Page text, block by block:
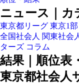
ニュース｜カ
東京都リーグ 東京1部
全国社会人 関東社会
ターズ コラム
結果｜順位表
東京都社会人